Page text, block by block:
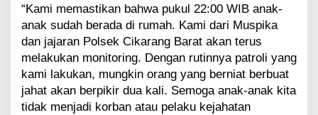
“Kami memastikan bahwa pukul 22:00 WIB anak-
anak sudah berada di rumah. Kami dari Muspika
dan jajaran Polsek Cikarang Barat akan terus
melakukan monitoring. Dengan rutinnya patroli yang
kami lakukan, mungkin orang yang berniat berbuat
jahat akan berpikir dua kali. Semoga anak-anak kita
tidak menjadi korban atau pelaku kejahatan